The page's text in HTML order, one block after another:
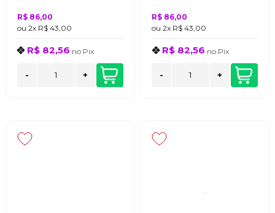
R$ 86,00
ou 2x R$ 43,00
R$ 82,56 no Pix
- +
R$ 86,00
ou 2x R$ 43,00
R$ 82,56 no Pix
- +